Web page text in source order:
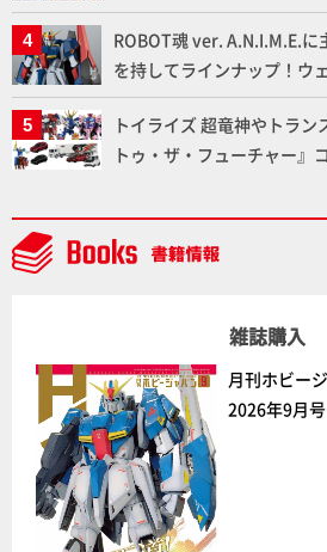
ー塗料の未来についてイン
ROBOT魂 ver. A.N.I.M.E.
を持してラインナップ！ウ
劇中どおりのプロポーショ
ダム】
トイライズ 超竜神やトラ
トゥ・ザ・フューチャー』
NEWITEM】
雑誌購入
月刊ホビー
2026年9月号